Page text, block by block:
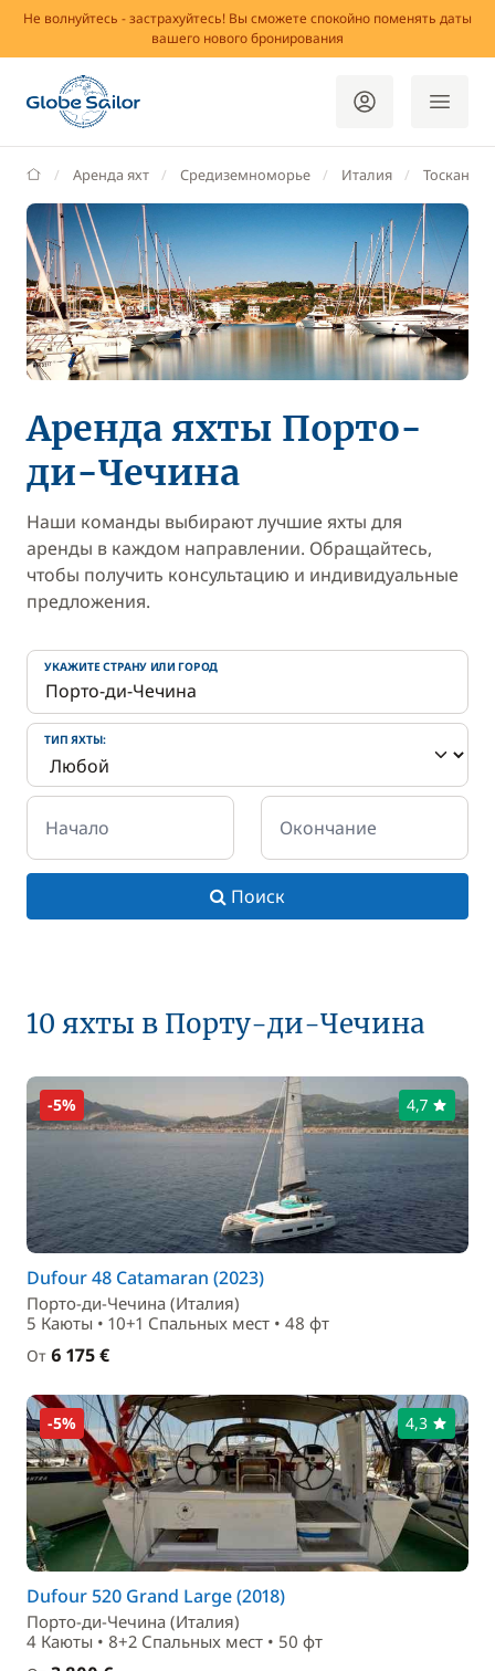
Не волнуйтесь - застрахуйтесь! Вы сможете спокойно поменять даты
вашего нового бронирования
GlobeSailor
Аренда яхт Средиземноморье Италия Тоскана
Аренда яхты Порто-
ди-Чечина
Наши команды выбирают лучшие яхты для
аренды в каждом направлении. Обращайтесь,
чтобы получить консультацию и индивидуальные
предложения.
УКАЖИТЕ СТРАНУ ИЛИ ГОРОД
ТИП ЯХТЫ:
Начало Окончание
Поиск
10 яхты в Порту-ди-Чечина
-5% 4,7
Dufour 48 Catamaran (2023)
Порто-ди-Чечина (Италия)
5 Каюты • 10+1 Спальныx мест • 48 фт
От 6 175 €
-5% 4,3
Dufour 520 Grand Large (2018)
Порто-ди-Чечина (Италия)
4 Каюты • 8+2 Спальныx мест • 50 фт